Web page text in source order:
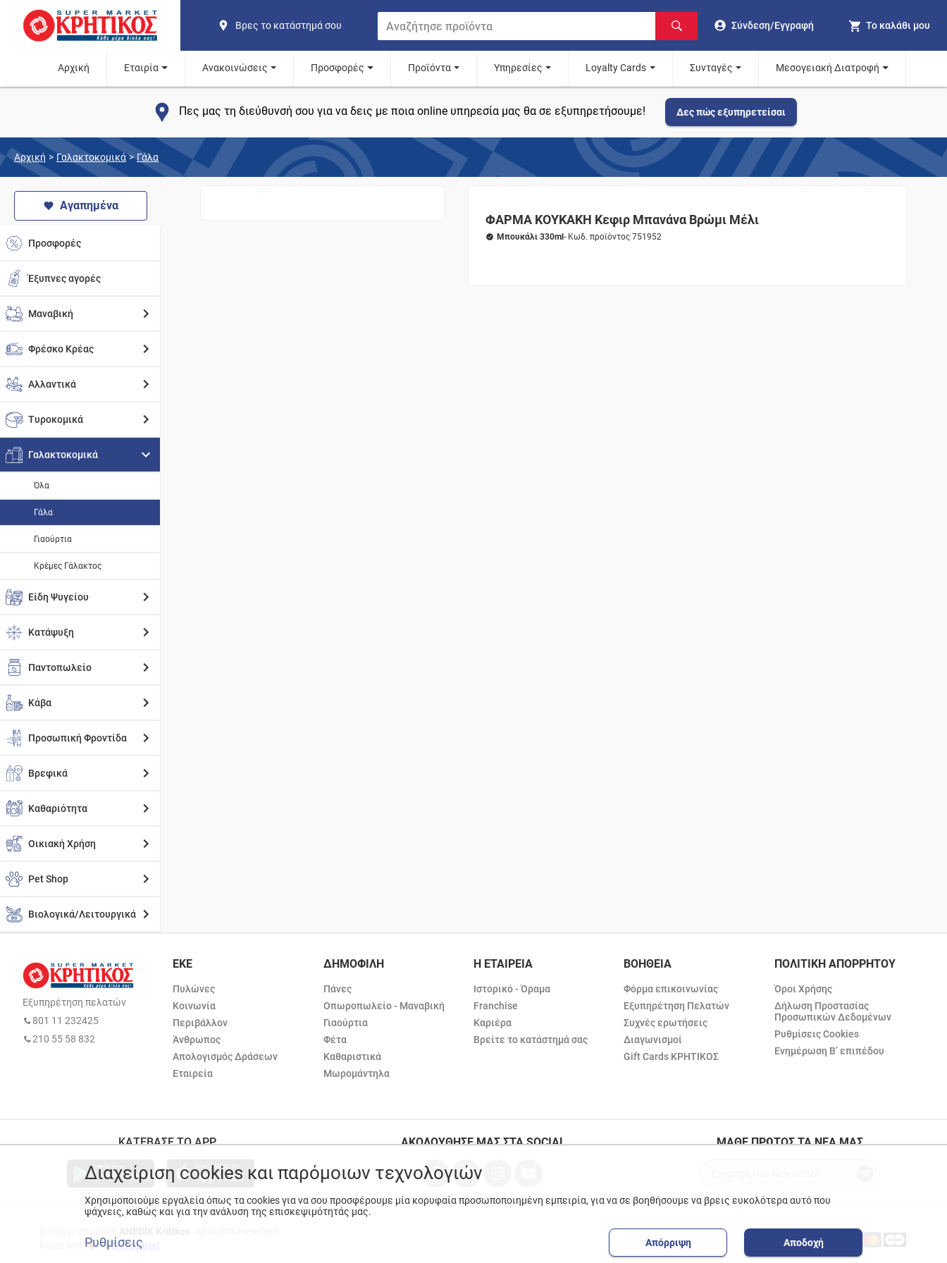
Βρες το κατάστημά σου Σύνδεση/Εγγραφή Το καλάθι μου
Αρχική Εταιρία Ανακοινώσεις Προσφορές Προϊόντα Υπηρεσίες Loyalty Cards Συνταγές Μεσογειακή Διατροφή
Πες μας τη διεύθυνσή σου για να δεις με ποια online υπηρεσία μας θα σε εξυπηρετήσουμε! Δες πώς εξυπηρετείσαι
Αρχική > Γαλακτοκομικά > Γάλα
Αγαπημένα
Προσφορές
Έξυπνες αγορές
Μαναβική
Φρέσκο Κρέας
Αλλαντικά
Τυροκομικά
Γαλακτοκομικά
Όλα
Γάλα
Γιαούρτια
Κρέμες Γάλακτος
Είδη Ψυγείου
Κατάψυξη
Παντοπωλείο
Κάβα
Προσωπική Φροντίδα
Βρεφικά
Καθαριότητα
Οικιακή Χρήση
Pet Shop
Βιολογικά/Λειτουργικά
ΦΑΡΜΑ ΚΟΥΚΑΚΗ Κεφιρ Μπανάνα Βρώμι Μέλι
Μπουκάλι 330ml - Κωδ. προϊόντος 751952
Εξυπηρέτηση πελατών
801 11 232425
210 55 58 832
ΕΚΕ
Πυλώνες
Κοινωνία
Περιβάλλον
Άνθρωπος
Απολογισμός Δράσεων
Εταιρεία
ΔΗΜΟΦΙΛΗ
Πάνες
Οπωροπωλείο - Μαναβική
Γιαούρτια
Φέτα
Καθαριστικά
Μωρομάντηλα
Η ΕΤΑΙΡΕΙΑ
Ιστορικό - Όραμα
Franchise
Καριέρα
Βρείτε το κατάστημά σας
ΒΟΗΘΕΙΑ
Φόρμα επικοινωνίας
Εξυπηρέτηση Πελατών
Συχνές ερωτήσεις
Διαγωνισμοί
Gift Cards ΚΡΗΤΙΚΟΣ
ΠΟΛΙΤΙΚΗ ΑΠΟΡΡΗΤΟΥ
Όροι Χρήσης
Δήλωση Προστασίας
Προσωπικών Δεδομένων
Ρυθμίσεις Cookies
Ενημέρωση Β’ επιπέδου
ΚΑΤΕΒΑΣΕ ΤΟ APP ΑΚΟΛΟΥΘΗΣΕ ΜΑΣ ΣΤΑ SOCIAL ΜΑΘΕ ΠΡΩΤΟΣ ΤΑ ΝΕΑ ΜΑΣ
Made with
byDesquared
Διαχείριση cookies και παρόμοιων τεχνολογιών
Χρησιμοποιούμε εργαλεία όπως τα cookies για να σου προσφέρουμε μία κορυφαία προσωποποιημένη εμπειρία, για να σε βοηθήσουμε να βρεις ευκολότερα αυτό που
ψάχνεις, καθώς και για την ανάλυση της επισκεψιμότητάς μας.
Ρυθμίσεις Απόρριψη Αποδοχή